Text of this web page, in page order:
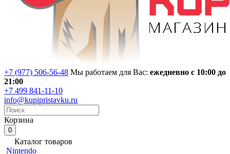
+7 (977) 506-56-48 Мы работаем для Вас: ежедневно с 10:00 до
21:00
+7 499 841-11-10
info@kupipristavku.ru
Корзина
0
Каталог товаров
Nintendo